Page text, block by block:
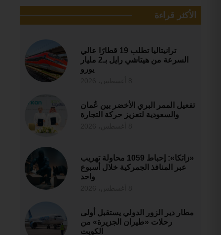
الأكثر قراءة
ترانيتاليا تطلب 19 قطارًا عالي
السرعة من هيتاشي رايل بـ2 مليار
يورو
تفعيل الممر البري الأخضر بين عُمان
والسعودية لتعزيز حركة التجارة
«زاتكا»: إحباط 1059 محاولة تهريب
عبر المنافذ الجمركية خلال أسبوع
واحد
مطار دير الزور الدولي يستقبل أولى
رحلات «طيران الجزيرة» من
الكويت